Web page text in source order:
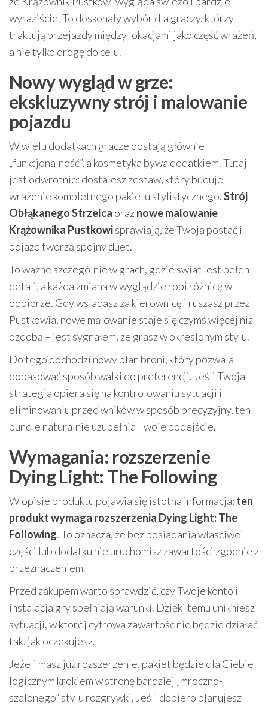
wyraziście. To doskonały wybór dla graczy, którzy
traktują przejazdy między lokacjami jako część wrażeń,
a nie tylko drogę do celu.
Nowy wygląd w grze:
ekskluzywny strój i malowanie
pojazdu
W wielu dodatkach gracze dostają głównie
„funkcjonalność”, a kosmetyka bywa dodatkiem. Tutaj
jest odwrotnie: dostajesz zestaw, który buduje
wrażenie kompletnego pakietu stylistycznego.Strój
Obłąkanego Strzelca oraznowe malowanie
Krążownika Pustkowisprawiają, że Twoja postać i
pojazd tworzą spójny duet.
To ważne szczególnie w grach, gdzie świat jest pełen
detali, a każda zmiana w wyglądzie robi różnicę w
odbiorze. Gdy wsiadasz za kierownicę i ruszasz przez
Pustkowia, nowe malowanie staje się czymś więcej niż
ozdobą – jest sygnałem, że grasz w określonym stylu.
Do tego dochodzi nowy plan broni, który pozwala
dopasować sposób walki do preferencji. Jeśli Twoja
strategia opiera się na kontrolowaniu sytuacji i
eliminowaniu przeciwników w sposób precyzyjny, ten
bundle naturalnie uzupełnia Twoje podejście.
Wymagania: rozszerzenie
Dying Light: The Following
W opisie produktu pojawia się istotna informacja: ten
produkt wymaga rozszerzenia Dying Light: The
Following. To oznacza, że bez posiadania właściwej
części lub dodatku nie uruchomisz zawartości zgodnie z
przeznaczeniem.
Przed zakupem warto sprawdzić, czy Twoje konto i
instalacja gry spełniają warunki. Dzięki temu unikniesz
sytuacji, w której cyfrowa zawartość nie będzie działać
tak, jak oczekujesz.
Jeżeli masz już rozszerzenie, pakiet będzie dla Ciebie
logicznym krokiem w stronę bardziej „mroczno-
szalonego” stylu rozgrywki. Jeśli dopiero planujesz